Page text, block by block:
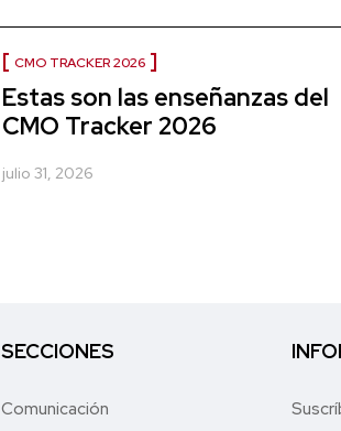
CMO TRACKER 2026
Estas son las enseñanzas del
CMO Tracker 2026
julio 31, 2026
SECCIONES
Comunicación